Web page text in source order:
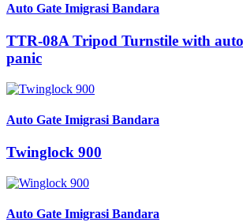
Auto Gate Imigrasi Bandara
TTR-08A Tripod Turnstile with
panic
Auto Gate Imigrasi Bandara
Twinglock 900
Auto Gate Imigrasi Bandara